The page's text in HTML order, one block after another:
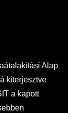
Alap
kiterjesztve
a kapott